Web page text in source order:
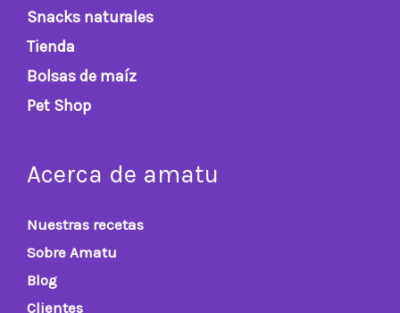
Snacks naturales
Tienda
Bolsas de maíz
Pet Shop
Acerca de amatu
Nuestras recetas
Sobre Amatu
Blog
Clientes